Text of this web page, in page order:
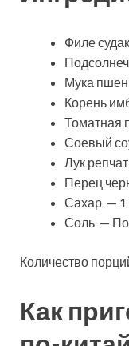
Филе
Мука
Корень
Томатная
Соевый
Лук
Перец
Сахар — 1
Соль — По
Количество
Как